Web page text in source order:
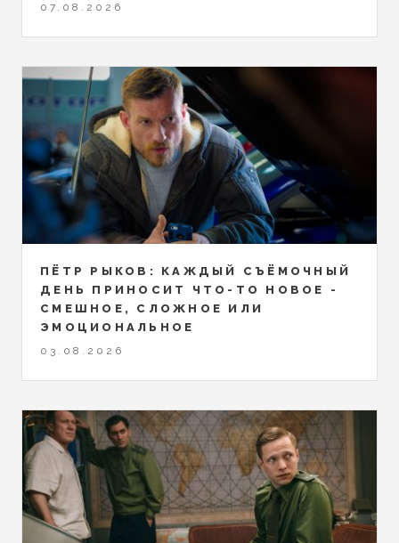
07.08.2026
ПЁТР РЫКОВ: КАЖДЫЙ СЪЁМОЧНЫЙ
ДЕНЬ ПРИНОСИТ ЧТО-ТО НОВОЕ -
СМЕШНОЕ, СЛОЖНОЕ ИЛИ
ЭМОЦИОНАЛЬНОЕ
03.08.2026